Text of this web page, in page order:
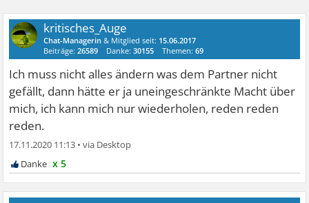
kritisches_Auge
Chat-Managerin & Mitglied seit: 15.06.2017
Beiträge:26589 Danke:30155 Themen:69
Ich muss nicht alles ändern was dem Partner nicht
gefällt, dann hätte er ja uneingeschränkte Macht über
mich, ich kann mich nur wiederholen, reden reden
reden.
17.11.2020 11:13 •
x 5